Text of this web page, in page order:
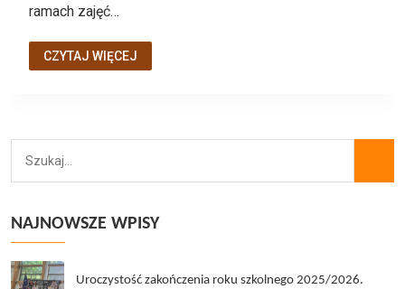
ramach zajęć…
CZYTAJ WIĘCEJ
NAJNOWSZE WPISY
Uroczystość zakończenia roku szkolnego 2025/2026.